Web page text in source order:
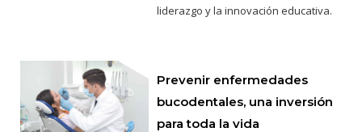
liderazgo y la innovación educativa.
Prevenir enfermedades
bucodentales, una inversión
para toda la vida